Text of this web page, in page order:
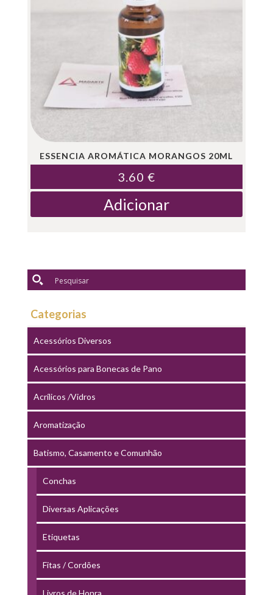
ESSENCIA AROMÁTICA MORANGOS 20ML
3.60 €
Adicionar
Categorias
Acessórios Diversos
Acessórios para Bonecas de Pano
Acrílicos /Vidros
Aromatização
Batismo, Casamento e Comunhão
Conchas
Diversas Aplicações
Etiquetas
Fitas / Cordões